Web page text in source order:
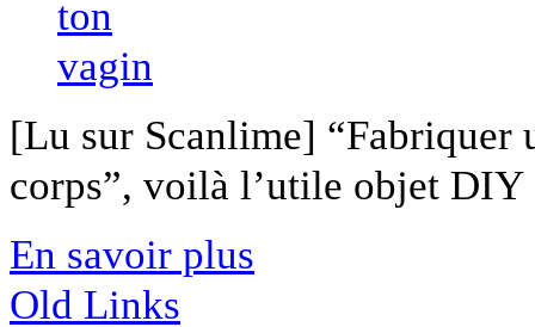
[Lu sur Scanlime] “Fabriquer
corps”, voilà l’utile objet
En savoir plus
Old Links